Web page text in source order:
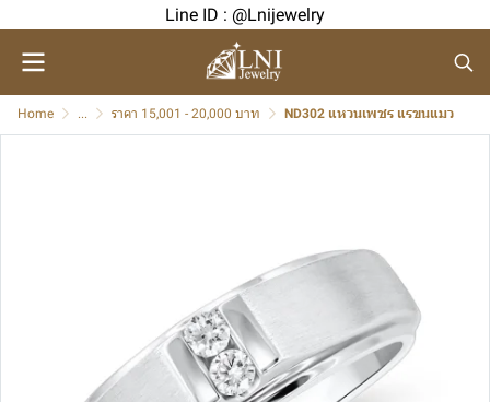
Line ID : @Lnijewelry
Home ... ราคา 15,001 - 20,000 บาท ND302 แหวนเพชร แรขนแมว